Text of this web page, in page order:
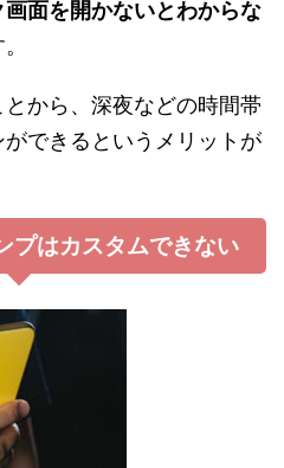
面を開かないとわからな
から、深夜などの時間帯
できるというメリットが
プはカスタムできない